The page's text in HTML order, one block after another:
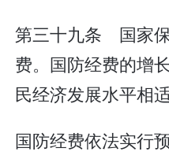
第三十九条 国家
费。国防经费的增
民经济发展水平相适
国防经费依法实行